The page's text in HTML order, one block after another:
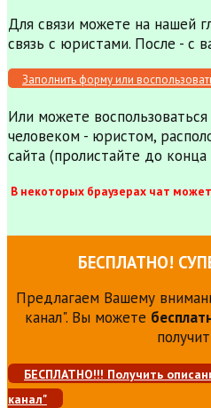
Для связи можете на нашей
связь с юристами. После - с
Заполнить форму или
Или можете
человеком - юристом,
сайта (пролистайте до конца
В некоторых браузерах чат
БЕСПЛАТНО!
Предлагаем Вашему
канал". Вы можете
БЕСПЛАТНО!!! Получить
канал"